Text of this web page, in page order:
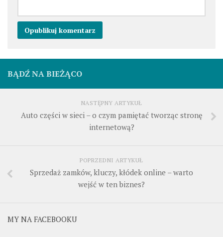
BĄDŹ NA BIEŻĄCO
NASTĘPNY ARTYKUŁ
Auto części w sieci – o czym pamiętać tworząc stronę
internetową?
POPRZEDNI ARTYKUŁ
Sprzedaż zamków, kluczy, kłódek online – warto
wejść w ten biznes?
MY NA FACEBOOKU